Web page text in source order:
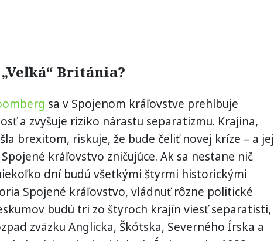
Británia?
sa v Spojenom kráľovstve prehlbuje
a zvyšuje riziko nárastu separatizmu. Krajina,
brexitom, riskuje, že bude čeliť novej kríze – a jej
kráľovstvo zničujúce. Ak sa nestane nič
dní budú všetkými štyrmi historickými
Spojené kráľovstvo, vládnuť rôzne politické
budú tri zo štyroch krajín viesť separatisti,
zväzku Anglicka, Škótska, Severného Írska a